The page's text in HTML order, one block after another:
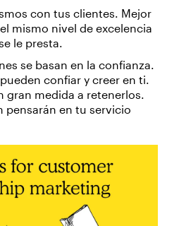
con tus clientes. Mejor
mismo nivel de excelencia
le presta.
se basan en la confianza.
confiar y creer en ti.
gran medida a retenerlos.
pensarán en tu servicio